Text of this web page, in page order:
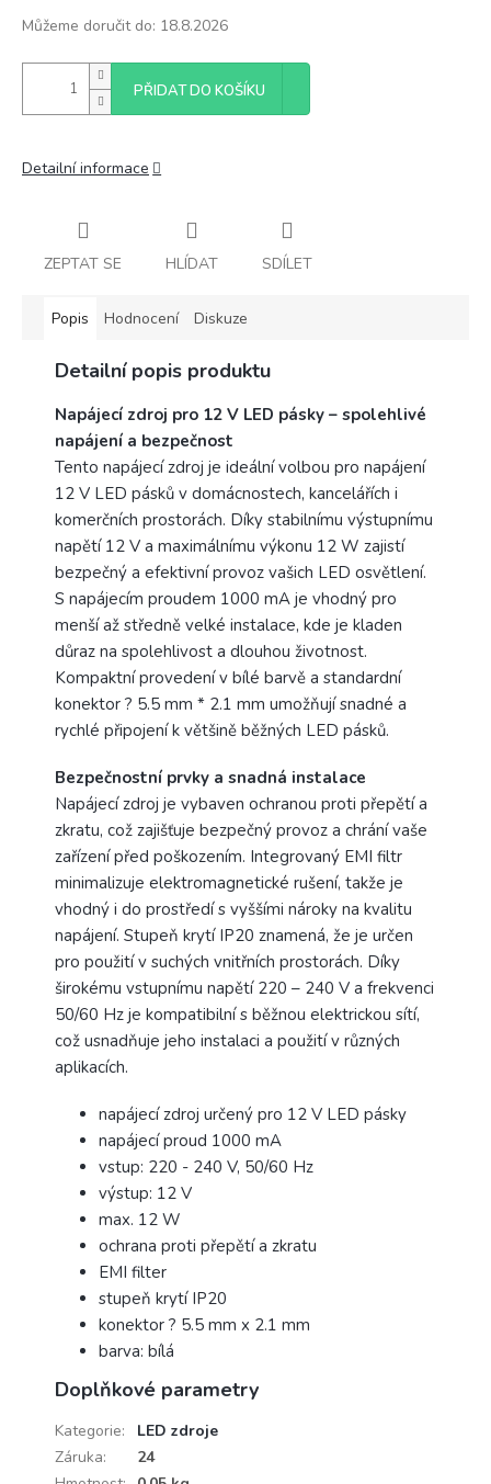
Můžeme doručit do: 18.8.2026
PŘIDAT DO KOŠÍKU
Detailní informace
ZEPTAT SE HLÍDAT SDÍLET
Popis Hodnocení Diskuze
Detailní popis produktu
Napájecí zdroj pro 12 V LED pásky – spolehlivé
napájení a bezpečnost
Tento napájecí zdroj je ideální volbou pro napájení
12 V LED pásků v domácnostech, kancelářích i
komerčních prostorách. Díky stabilnímu výstupnímu
napětí 12 V a maximálnímu výkonu 12 W zajistí
bezpečný a efektivní provoz vašich LED osvětlení.
S napájecím proudem 1000 mA je vhodný pro
menší až středně velké instalace, kde je kladen
důraz na spolehlivost a dlouhou životnost.
Kompaktní provedení v bílé barvě a standardní
konektor ? 5.5 mm * 2.1 mm umožňují snadné a
rychlé připojení k většině běžných LED pásků.
Bezpečnostní prvky a snadná instalace
Napájecí zdroj je vybaven ochranou proti přepětí a
zkratu, což zajišťuje bezpečný provoz a chrání vaše
zařízení před poškozením. Integrovaný EMI filtr
minimalizuje elektromagnetické rušení, takže je
vhodný i do prostředí s vyššími nároky na kvalitu
napájení. Stupeň krytí IP20 znamená, že je určen
pro použití v suchých vnitřních prostorách. Díky
širokému vstupnímu napětí 220 – 240 V a frekvenci
50/60 Hz je kompatibilní s běžnou elektrickou sítí,
což usnadňuje jeho instalaci a použití v různých
aplikacích.
napájecí zdroj určený pro 12 V LED pásky
napájecí proud 1000 mA
vstup: 220 - 240 V, 50/60 Hz
výstup: 12 V
max. 12 W
ochrana proti přepětí a zkratu
EMI filter
stupeň krytí IP20
konektor ? 5.5 mm x 2.1 mm
barva: bílá
Doplňkové parametry
Kategorie:
LED zdroje
Záruka:
24